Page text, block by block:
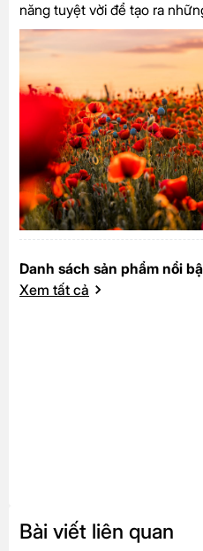
năng tuyệt vời để tạo ra
Danh sách sản phẩm nổi
Xem tất cả
Bài viết liên quan